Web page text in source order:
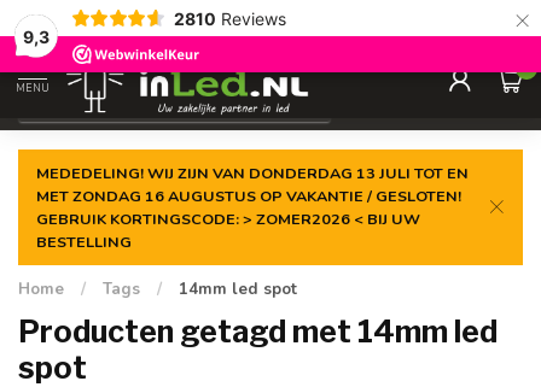
9,3
2810 Reviews ×
Gegarandeerde delaagste prijs
MENU
0
MEDEDELING! WIJ ZIJN VAN DONDERDAG 13 JULI TOT EN
MET ZONDAG 16 AUGUSTUS OP VAKANTIE / GESLOTEN!
GEBRUIK KORTINGSCODE: > ZOMER2026 < BIJ UW
BESTELLING
Home / Tags / 14mm led spot
Producten getagd met 14mm led
spot